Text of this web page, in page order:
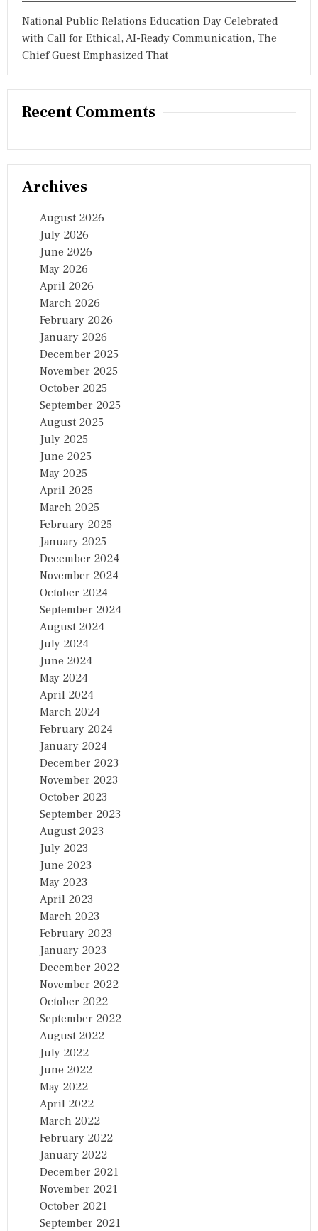
National Public Relations Education Day Celebrated
with Call for Ethical, AI-Ready Communication, The
Chief Guest Emphasized That
Recent Comments
Archives
August 2026
July 2026
June 2026
May 2026
April 2026
March 2026
February 2026
January 2026
December 2025
November 2025
October 2025
September 2025
August 2025
July 2025
June 2025
May 2025
April 2025
March 2025
February 2025
January 2025
December 2024
November 2024
October 2024
September 2024
August 2024
July 2024
June 2024
May 2024
April 2024
March 2024
February 2024
January 2024
December 2023
November 2023
October 2023
September 2023
August 2023
July 2023
June 2023
May 2023
April 2023
March 2023
February 2023
January 2023
December 2022
November 2022
October 2022
September 2022
August 2022
July 2022
June 2022
May 2022
April 2022
March 2022
February 2022
January 2022
December 2021
November 2021
October 2021
September 2021